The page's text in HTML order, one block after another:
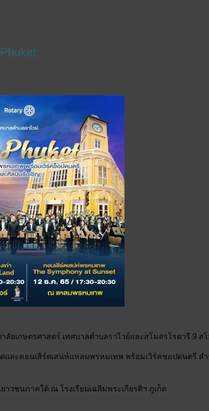
ยเกษตรศาสตร์ เทศบาลตำบลราไวย์และสโมสรโรตารี 9 ส
และคอนเสิร์ตเสน่ห์แหลมพรหมเทพ พร้อมเวิร์คชอปดนตรี สำ
วชนภาคใต้ ณ โรงเรียนเฉลิมพระเกียรติฯ ภูเก็ต